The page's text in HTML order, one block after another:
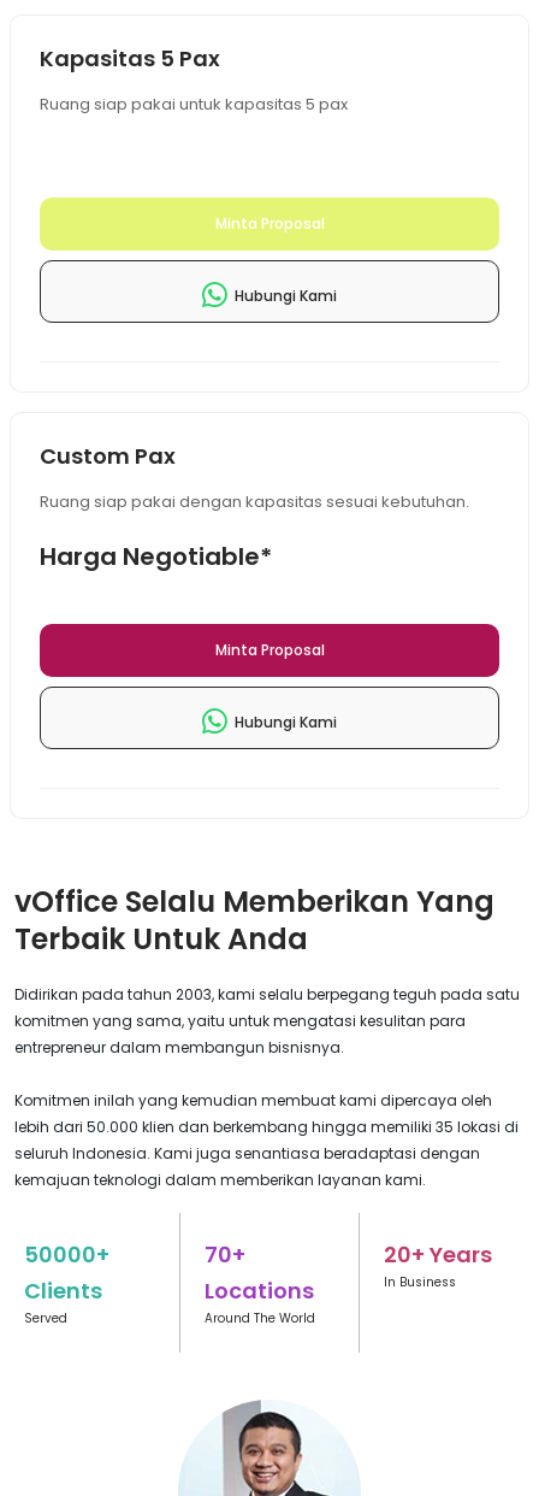
Kapasitas 5 Pax
Ruang siap pakai untuk kapasitas 5 pax
Minta Proposal
Hubungi Kami
Custom Pax
Ruang siap pakai dengan kapasitas sesuai kebutuhan.
Harga Negotiable*
Minta Proposal
Hubungi Kami
vOffice Selalu Memberikan Yang
Terbaik Untuk Anda
Didirikan pada tahun 2003, kami selalu berpegang teguh pada satu
komitmen yang sama, yaitu untuk mengatasi kesulitan para
entrepreneur dalam membangun bisnisnya.
Komitmen inilah yang kemudian membuat kami dipercaya oleh
lebih dari 50.000 klien dan berkembang hingga memiliki 35 lokasi di
seluruh Indonesia. Kami juga senantiasa beradaptasi dengan
kemajuan teknologi dalam memberikan layanan kami.
50000+
Clients
Served
70+
Locations
Around The World
20+ Years
In Business